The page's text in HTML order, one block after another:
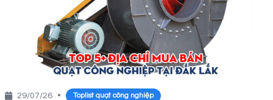
29/07/26 • Toplist quạt công nghiệp